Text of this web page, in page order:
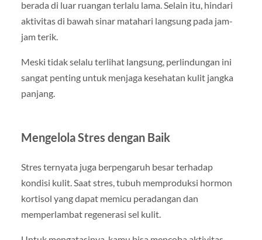
berada di luar ruangan terlalu lama. Selain itu, hindari
aktivitas di bawah sinar matahari langsung pada jam-
jam terik.
Meski tidak selalu terlihat langsung, perlindungan ini
sangat penting untuk menjaga kesehatan kulit jangka
panjang.
Mengelola Stres dengan Baik
Stres ternyata juga berpengaruh besar terhadap
kondisi kulit. Saat stres, tubuh memproduksi hormon
kortisol yang dapat memicu peradangan dan
memperlambat regenerasi sel kulit.